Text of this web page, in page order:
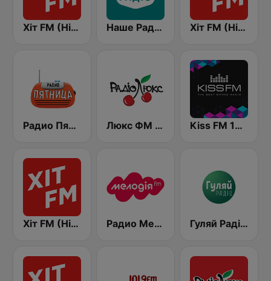
Хіт FM (Hit FM) Наше Радио (Nashe Radio) 107.9 Хіт FM (Hit FM) - Top
Радио Пятница (Pyatnica) Люкс ФМ Україна - Lux FM Ukraine Kiss FM 106.5 (Кисc ФМ)
Хіт FM (Hit FM) - Best Радио Мелодия (Radio Melodia) Гуляй Радіо (Guliay Radio)